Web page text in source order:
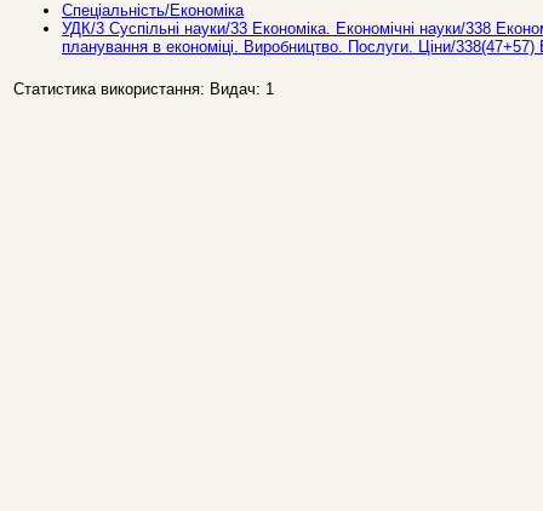
Спеціальність/Економіка
УДК/3 Суспiльнi науки/33 Економiка. Економiчні науки/338
планування в економіці. Виробництво. Послуги. Ціни/
Статистика використання: Видач: 1